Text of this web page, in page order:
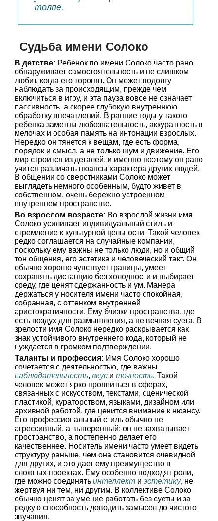
толпе.
Судьба имени Солоко
В детстве: Ребенок по имени Солоко часто рано
обнаруживает самостоятельность и не слишком
любит, когда его торопят. Он может подолгу
наблюдать за происходящим, прежде чем
включиться в игру, и эта пауза вовсе не означает
пассивность, а скорее глубокую внутреннюю
обработку впечатлений. В ранние годы у такого
ребенка заметны любознательность, аккуратность в
мелочах и особая память на интонации взрослых.
Нередко он тянется к вещам, где есть форма,
порядок и смысл, а не только шум и движение. Его
мир строится из деталей, и именно поэтому он рано
учится различать нюансы характера других людей.
В общении со сверстниками Солоко может
выглядеть немного особенным, будто живет в
собственном, очень бережно устроенном
внутреннем пространстве.
Во взрослом возрасте: Во взрослой жизни имя
Солоко усиливает индивидуальный стиль и
стремление к культурной цельности. Такой человек
редко соглашается на случайные компании,
поскольку ему важны не только люди, но и общий
тон общения, его эстетика и человеческий такт. Он
обычно хорошо чувствует границы, умеет
сохранять дистанцию без холодности и выбирает
среду, где ценят сдержанность и ум. Манера
держаться у носителя имени часто спокойная,
собранная, с оттенком внутренней
аристократичности. Ему близки пространства, где
есть воздух для размышления, а не вечная суета. В
зрелости имя Солоко нередко раскрывается как
знак устойчивого внутреннего кода, который не
нуждается в громком подтверждении.
Таланты и профессия: Имя Солоко хорошо
сочетается с деятельностью, где важны
наблюдательность, вкус и точность. Такой
человек может ярко проявиться в сферах,
связанных с искусством, текстами, сценической
пластикой, кураторством, языками, дизайном или
архивной работой, где ценится внимание к нюансу.
Его профессиональный стиль обычно не
агрессивный, а выверенный: он не захватывает
пространство, а постепенно делает его
качественнее. Носитель имени часто умеет видеть
структуру раньше, чем она становится очевидной
для других, и это дает ему преимущество в
сложных проектах. Ему особенно подходят роли,
где можно соединять интеллект и эстетику, не
жертвуя ни тем, ни другим. В коллективе Солоко
обычно ценят за умение работать без суеты и за
редкую способность доводить замысел до чистого
звучания.